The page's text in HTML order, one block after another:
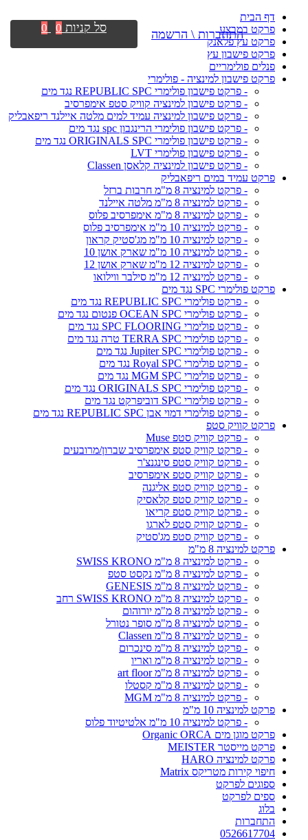
דף הבית
פרקט במבצע
פרקט עץ פלאנק
פרקט פישבון עץ
פנלים פולימריים
פרקט פישבון למינציה - פולימרי
- פרקט פישבון פולימרי REPUBLIC SPC נגד מים
- פרקט פישבון למינציה קוויק סטפ אימפרסיב
- פרקט פישבון למינציה עמיד למים מלטה איילנד ריפאבליק
- פרקט פישבון פולימרי הרינגבון spc נגד מים
- פרקט פישבון פולימרי ORIGINALS SPC נגד מים
- פרקט פישבון פולימרי LVT
- פרקט פישבון למינציה קלאסן Classen
פרקט עמיד במים ריפאבליק
- פרקט למינציה 8 מ"מ חרבות ברזל
- פרקט למינציה 8 מ"מ מלטה איילנד
- פרקט למינציה 8 מ"מ אימפרסיב פלוס
- פרקט למינציה 10 מ"מ אימפרסיב פלוס
- פרקט למינציה 10 מ"מ מג'סטיק קראון
- פרקט למינציה 10 מ"מ שארק אושן 10
- פרקט למינציה 12 מ"מ שארק אושן 12
- פרקט למינציה 12 מ"מ סילבר ווילואו
פרקט פולימרי SPC נגד מים
- פרקט פולימרי REPUBLIC SPC נגד מים
- פרקט פולימרי OCEAN SPC פנטום נגד מים
- פרקט פולימרי SPC FLOORING נגד מים
- פרקט פולימרי TERRA SPC טרה נגד מים
- פרקט פולימרי Jupiter SPC נגד מים
- פרקט פולימרי Royal SPC נגד מים
- פרקט פולימרי MGM SPC נגד מים
- פרקט פולימרי ORIGINALS SPC נגד מים
- פרקט פולימרי SPC דוביפרקט נגד מים
- פרקט פולימרי דמוי אבן REPUBLIC SPC נגד מים
פרקט קוויק סטפ
- פרקט קוויק סטפ Muse
- פרקט קוויק סטפ אימפרסיב שברון/מרובעים
- פרקט קוויק סטפ סינגנצ'ר
- פרקט קוויק סטפ אימפרסיב
- פרקט קוויק סטפ אליגנה
- פרקט קוויק סטפ קלאסיק
- פרקט קוויק סטפ קריאו
- פרקט קוויק סטפ לארגו
- פרקט קוויק סטפ מג'סטיק
פרקט למינציה 8 מ"מ
- פרקט למינציה 8 מ"מ SWISS KRONO
- פרקט למינציה 8 מ"מ נקסט סטפ
- פרקט למינציה 8 מ"מ GENESIS
- פרקט למינציה 8 מ"מ SWISS KRONO רחב
- פרקט למינציה 8 מ"מ יורוהום
- פרקט למינציה 8 מ"מ סופר נטורל
- פרקט למינציה 8 מ"מ Classen
- פרקט למינציה 8 מ"מ סינכרום
- פרקט למינציה 8 מ"מ ואריו
- פרקט למינציה 8 מ"מ art floor
- פרקט למינציה 8 מ"מ קסטלו
- פרקט למינציה 8 מ"מ MGM
פרקט למינציה 10 מ"מ
- פרקט למינציה 10 מ"מ אלטיטיוד פלוס
פרקט מוגן מים Organic ORCA
פרקט מייסטר MEISTER
פרקט למינציה HARO
חיפוי קירות מטריקס Matrix
ספוגים לפרקט
ספים לפרקט
בלוג
התחברות
0526617704
התחברות \ הרשמה סל קניות 0
0